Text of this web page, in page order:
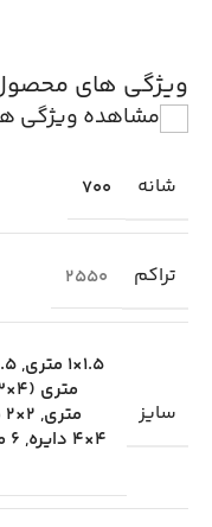
ویژگی های
مشاهده ویژگی
شانه 700
تراکم 2550
سایز
1.5×1 متری ,
1.5×1.5
متری (4×3)
متری, 2×2 مربع
4×4 دایره
, 6 متری (3×2)